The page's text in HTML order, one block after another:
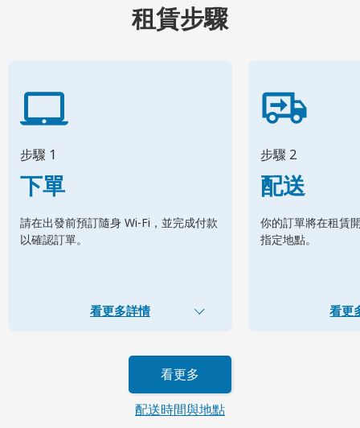
租賃步驟
步驟 1
下單
請在出發前預訂隨身 Wi-Fi，並完成付款
以確認訂單。
看更多詳情
步驟 2
配送
你的訂單將在租賃
指定地點。
看更
看更多
配送時間與地點